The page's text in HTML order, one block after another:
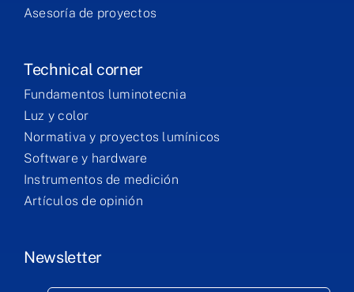
Asesoría de proyectos
Technical corner
Fundamentos luminotecnia
Luz y color
Normativa y proyectos lumínicos
Software y hardware
Instrumentos de medición
Artículos de opinión
Newsletter